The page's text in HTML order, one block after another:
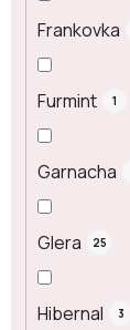
Frankovka
Furmint 1
Garnacha
Glera 25
Hibernal 3